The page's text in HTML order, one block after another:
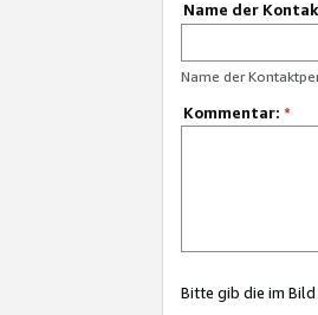
Name der
Name der
Kommentar: *
Bitte gib die im